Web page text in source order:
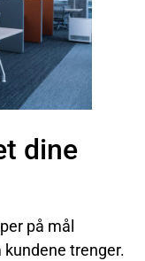
dine
på mål
trenger.